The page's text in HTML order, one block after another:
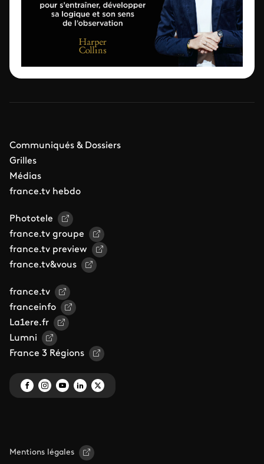
Communiqués & Dossiers
Grilles
Médias
france.tv hebdo
Phototele
france.tv groupe
france.tv preview
france.tv&vous
france.tv
franceinfo
La1ere.fr
Lumni
France 3 Régions
Mentions légales